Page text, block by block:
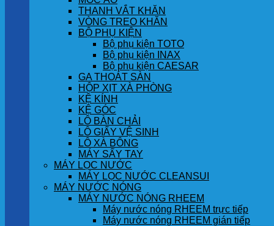
THANH VẮT KHĂN
VÒNG TREO KHĂN
BỘ PHỤ KIỆN
Bộ phụ kiện TOTO
Bộ phụ kiện INAX
Bộ phụ kiện CAESAR
GA THOÁT SÀN
HỘP XỊT XÀ PHÒNG
KỆ KÍNH
KỆ GÓC
LÔ BÀN CHẢI
LÔ GIẤY VỆ SINH
LÔ XÀ BÔNG
MÁY SẤY TAY
MÁY LỌC NƯỚC
MÁY LỌC NƯỚC CLEANSUI
MÁY NƯỚC NÓNG
MÁY NƯỚC NÓNG RHEEM
Máy nước nóng RHEEM trực tiếp
Máy nước nóng RHEEM gián tiếp